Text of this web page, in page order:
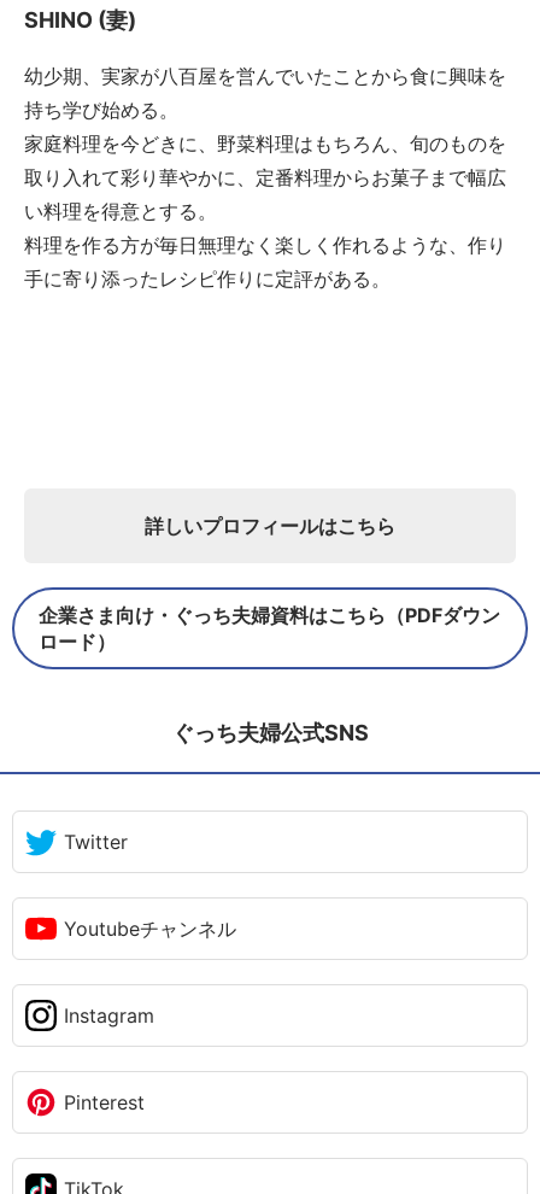
SHINO (妻)
幼少期、実家が八百屋を営んでいたことから食に興味を
持ち学び始める。
家庭料理を今どきに、野菜料理はもちろん、旬のものを
取り入れて彩り華やかに、定番料理からお菓子まで幅広
い料理を得意とする。
料理を作る方が毎日無理なく楽しく作れるような、作り
手に寄り添ったレシピ作りに定評がある。
詳しいプロフィールはこちら
企業さま向け・ぐっち夫婦資料はこちら（PDFダウン
ロード）
ぐっち夫婦公式SNS
Twitter
Youtubeチャンネル
Instagram
Pinterest